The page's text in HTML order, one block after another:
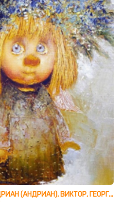
ДЕНЬ АНГЕЛА: НАТАЛЬЯ, АДРИАН (АНДРИАН), ВИКТОР, ГЕОРГИЙ, ДМИТРИЙ, ПЕТР, РОМАН